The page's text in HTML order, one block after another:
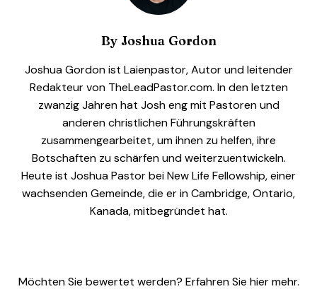
ByJoshua Gordon
Joshua Gordon ist Laienpastor, Autor und leitender
Redakteur von TheLeadPastor.com. In den letzten
zwanzig Jahren hat Josh eng mit Pastoren und
anderen christlichen Führungskräften
zusammengearbeitet, um ihnen zu helfen, ihre
Botschaften zu schärfen und weiterzuentwickeln.
Heute ist Joshua Pastor bei New Life Fellowship, einer
wachsenden Gemeinde, die er in Cambridge, Ontario,
Kanada, mitbegründet hat.
Möchten Sie bewertet werden? Erfahren Sie hier mehr.